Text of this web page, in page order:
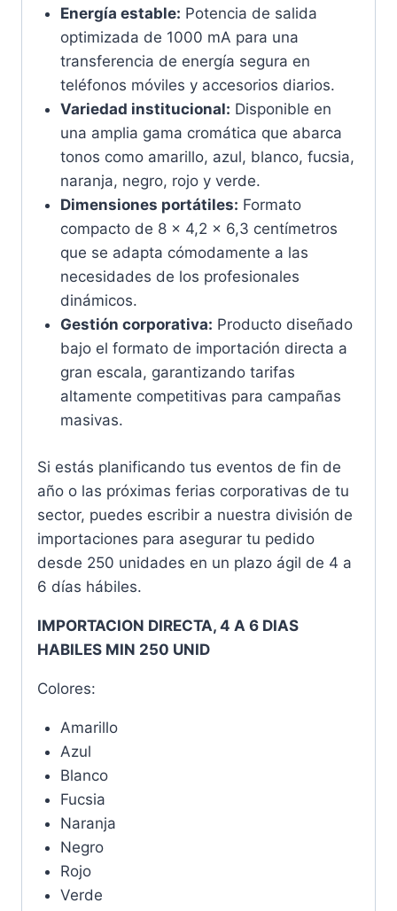
Energía estable: Potencia de salida
optimizada de 1000 mA para una
transferencia de energía segura en
teléfonos móviles y accesorios diarios.
Variedad institucional: Disponible en
una amplia gama cromática que abarca
tonos como amarillo, azul, blanco, fucsia,
naranja, negro, rojo y verde.
Dimensiones portátiles: Formato
compacto de 8 x 4,2 x 6,3 centímetros
que se adapta cómodamente a las
necesidades de los profesionales
dinámicos.
Gestión corporativa: Producto diseñado
bajo el formato de importación directa a
gran escala, garantizando tarifas
altamente competitivas para campañas
masivas.
Si estás planificando tus eventos de fin de
año o las próximas ferias corporativas de tu
sector, puedes escribir a nuestra división de
importaciones para asegurar tu pedido
desde 250 unidades en un plazo ágil de 4 a
6 días hábiles.
IMPORTACION DIRECTA, 4 A 6 DIAS
HABILES MIN 250 UNID
Colores:
Amarillo
Azul
Blanco
Fucsia
Naranja
Negro
Rojo
Verde